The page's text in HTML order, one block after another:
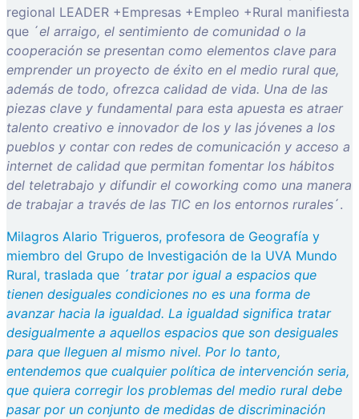
regional LEADER +Empresas +Empleo +Rural manifiesta
que ´el arraigo, el sentimiento de comunidad o la
cooperación se presentan como elementos clave para
emprender un proyecto de éxito en el medio rural que,
además de todo, ofrezca calidad de vida. Una de las
piezas clave y fundamental para esta apuesta es atraer
talento creativo e innovador de los y las jóvenes a los
pueblos y contar con redes de comunicación y acceso a
internet de calidad que permitan fomentar los hábitos
del teletrabajo y difundir el coworking como una manera
de trabajar a través de las TIC en los entornos rurales´.
Milagros Alario Trigueros, profesora de Geografía y
miembro del Grupo de Investigación de la UVA Mundo
Rural, traslada que ´tratar por igual a espacios que
tienen desiguales condiciones no es una forma de
avanzar hacia la igualdad. La igualdad significa tratar
desigualmente a aquellos espacios que son desiguales
para que lleguen al mismo nivel. Por lo tanto,
entendemos que cualquier política de intervención seria,
que quiera corregir los problemas del medio rural debe
pasar por un conjunto de medidas de discriminación